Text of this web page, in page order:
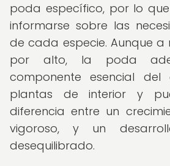
poda específico, por lo
informarse sobre las
de cada especie. Aunque a
por alto, la poda
componente esencial
plantas de interior y
diferencia entre un
vigoroso, y un
desequilibrado.